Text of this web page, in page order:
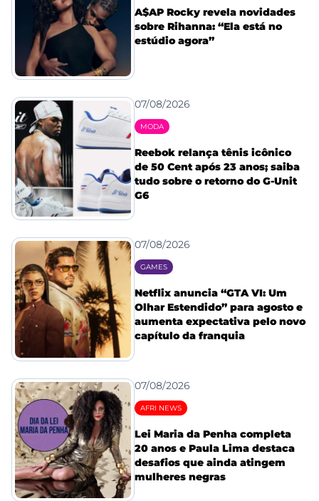
A$AP Rocky revela novidades
sobre Rihanna: “Ela está no
estúdio agora”
07/08/2026
MODA
Reebok relança tênis icônico
de 50 Cent após 23 anos; saiba
tudo sobre o retorno do G-Unit
G6
07/08/2026
GAMES
Netflix anuncia “GTA VI: Um
Olhar Estendido” para agosto e
aumenta expectativa pelo novo
capítulo da franquia
07/08/2026
AFRI NEWS
Lei Maria da Penha completa
20 anos e Paula Lima destaca
desafios que ainda atingem
mulheres negras